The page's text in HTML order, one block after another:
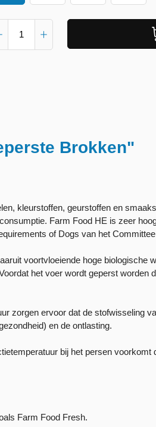
Brokken"
kleurstoffen, geurstoffen en
Farm Food HE is zeer
of Dogs van het
voortvloeiende hoge biologische
het voer wordt geperst worden
zorgen ervoor dat de stofwisseling
en de ontlasting.
bij het persen
Farm Food Fresh.